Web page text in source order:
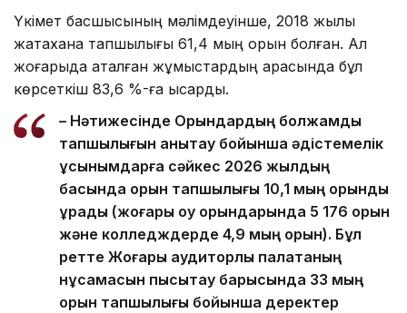
Үкімет басшысының мәлімдеуінше, 2018 жылы
жатақхана тапшылығы 61,4 мың орын болған. Ал
жоғарыда аталған жұмыстардың арқасында бұл
көрсеткіш 83,6 %-ға қысқарды.
– Нәтижесінде Орындардың болжамды
тапшылығын анықтау бойынша әдістемелік
ұсынымдарға сәйкес 2026 жылдың
басында орын тапшылығы 10,1 мың орынды
құрады (жоғары оқу орындарында 5 176 орын
және колледждерде 4,9 мың орын). Бұл
ретте Жоғары аудиторлық палатаның
нұсқамасын пысықтау барысында 33 мың
орын тапшылығы бойынша деректер